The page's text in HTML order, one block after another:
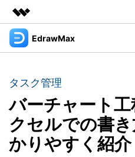
製品
ユーティリティ
概要
ソリューション
企業情報
プラン＆価格
EdrawMax
多用途
作図種類
図面作成
フローチャート Hot
リソース
タスク管理
バーチャート
クセルでの書
かりやすく紹介